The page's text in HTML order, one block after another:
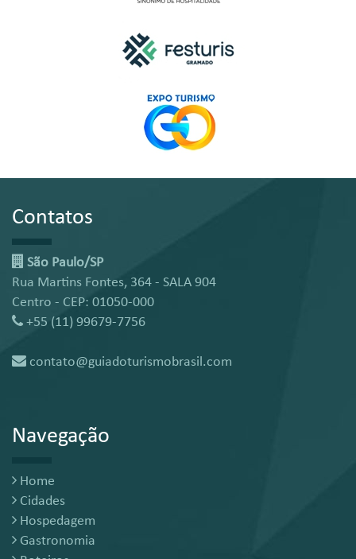
Contatos
São Paulo/SP
Rua Martins Fontes, 364 - SALA 904
Centro - CEP: 01050-000
+55 (11) 99679-7756
contato@guiadoturismobrasil.com
Navegação
Home
Cidades
Hospedagem
Gastronomia